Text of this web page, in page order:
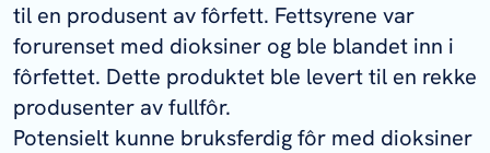
til en produsent av fôrfett. Fettsyrene var
forurenset med dioksiner og ble blandet inn i
fôrfettet. Dette produktet ble levert til en rekke
produsenter av fullfôr.
Potensielt kunne bruksferdig fôr med dioksiner